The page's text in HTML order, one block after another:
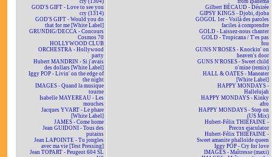
cry (1304)
GOD'S GIFT - Love to see you
cry (1314)
GOD'S GIFT - Would you do
that for me [White Label]
GRUNDIG/DECCA - Concours
Cosmos 70
HOLLYWOOD CLUB
ORCHESTRA - Hollywood
party
Hubert MANDRIN - Si j'avais
des dollars [White Label]
Iggy POP - Livin' on the edge of
the night
IMAGES - Quand la musique
tourne
Isabelle MAYEREAU - Les
mouches
Jacques YVART - Le phare
[White Label]
JAMES - Come home
Jean GUIDONI - Tous des
putains
Jean LAPOINTE - Tu jongles
avec ma vie [Test Pressing]
Jean TOPART - Peugeot 604 SL
from Ipanema
Gilbert BÉCAUD - Désirée
GIPSY KINGS - Djobi, djoba
GOGOL 1er - Voilà des paroles
faciles à comprendre
GOLD - Laissez-nous chanter
GOLD - Tropicana / T'es pas
fou
GUNS N'ROSES - Knockin' on
heaven's door
GUNS N'ROSES - Sweet child
o'mine (remix)
HALL & OATES - Maneater
[White Label]
HAPPY MONDAYS -
Hallelujah
HAPPY MONDAYS - Kinky
afro
HAPPY MONDAYS - Step on
(US Mix)
Hubert-Félix THIÉFAINE -
Precox ejaculator
Hubert-Félix THIÉFAINE -
Sweet amanite phalloïde queen
Iggy POP - Cry for love
IMAGES - Maîtresse (maxi)